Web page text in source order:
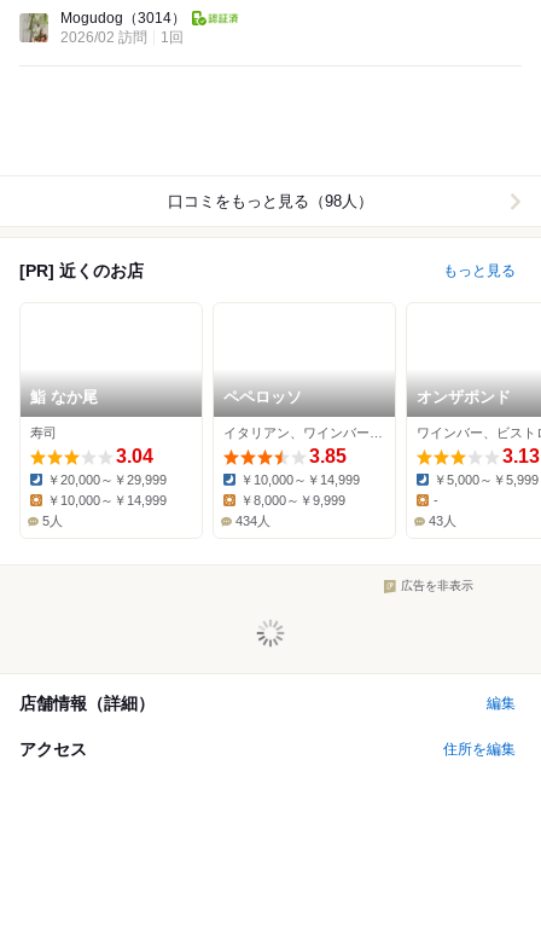
Mogudog （3014）
2026/02 訪問
1回
口コミをもっと見る（98人）
[PR] 近くのお店 もっと見る
鮨 なか尾
寿司
3.04
Dinner:
￥20,000～￥29,999
Lunch:
￥10,000～￥14,999
5人
ペペロッソ
3.85
Dinner:
￥10,000～￥14,999
￥8,000～￥9,999
434人
オンザポンド
ワインバー、ビスト
3.13
Dinner:
￥5,000～￥5,999
Lunch:
-
43人
広告を非表示
店舗情報（詳細） 編集
アクセス 住所を編集